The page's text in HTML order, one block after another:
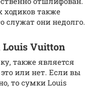
также
служат они недолго.
Vuitton
также является
или нет. Если вы
то сумки Louis